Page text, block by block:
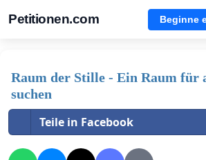
Petitionen.com Beginne
Raum der Stille - Ein Raum für
suchen
Teile in Facebook